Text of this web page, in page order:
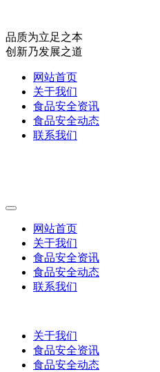
品质为立足之本
创新乃发展之道
网站首页
关于我们
食品安全资讯
食品安全动态
联系我们
网站首页
关于我们
食品安全资讯
食品安全动态
联系我们
关于我们
食品安全资讯
食品安全动态